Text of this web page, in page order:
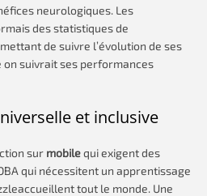
neurologiques. Les
des statistiques de
de suivre l’évolution de ses
suivrait ses performances
et inclusive
sur mobilequi exigent des
qui nécessitent un apprentissage
tout le monde. Une